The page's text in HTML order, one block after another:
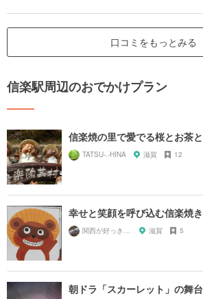
口コミをもっとみる
信楽駅周辺のおでかけプラン
信楽焼の里で愛でる桜とお茶
TATSU-.-HINA 滋賀 12
幸せと笑顔を呼び込む信楽焼
関西が好っきゃねん 滋賀 5
朝ドラ「スカーレット」の舞